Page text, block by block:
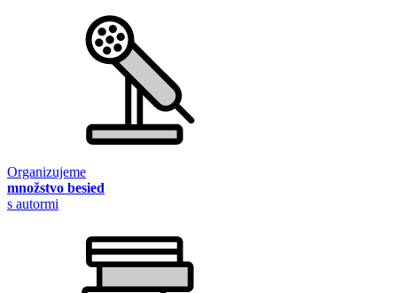
Organizujeme
množstvo besied
s autormi